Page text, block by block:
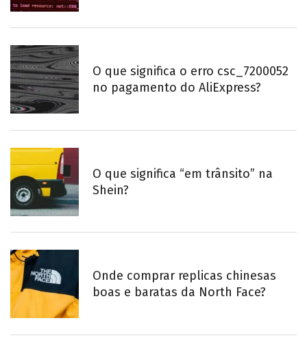
O que significa o erro csc_7200052
no pagamento do AliExpress?
O que significa “em trânsito” na
Shein?
Onde comprar replicas chinesas
boas e baratas da North Face?